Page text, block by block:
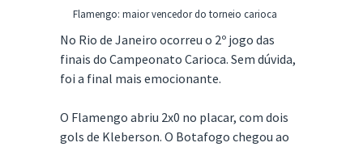
Flamengo: maior vencedor do torneio carioca
No Rio de Janeiro ocorreu o 2º jogo das
finais do Campeonato Carioca. Sem dúvida,
foi a final mais emocionante.
O Flamengo abriu 2x0 no placar, com dois
gols de Kleberson. O Botafogo chegou ao